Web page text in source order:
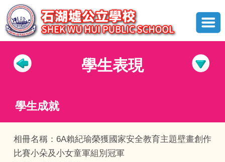
學生表現
學生成就
相冊名稱：6A賴紀瑜榮獲國家安全教育主題壁畫創作
比賽小朵及小女童軍組別冠軍